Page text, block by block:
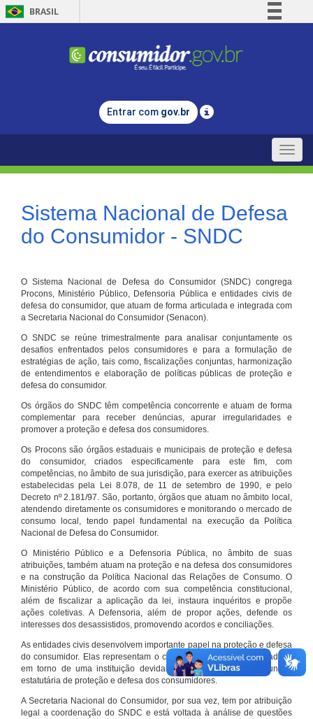
BRASIL
Comunica BR
Legislação
Entrar com gov.br
Toggle
Sistema Nacional de Defesa
do Consumidor - SNDC
O Sistema Nacional de Defesa do Consumidor (SNDC) congrega
Procons, Ministério Público, Defensoria Pública e entidades civis de
defesa do consumidor, que atuam de forma articulada e integrada com
a Secretaria Nacional do Consumidor (Senacon).
O SNDC se reúne trimestralmente para analisar conjuntamente os
desafios enfrentados pelos consumidores e para a formulação de
estratégias de ação, tais como, fiscalizações conjuntas, harmonização
de entendimentos e elaboração de políticas públicas de proteção e
defesa do consumidor.
Os órgãos do SNDC têm competência concorrente e atuam de forma
complementar para receber denúncias, apurar irregularidades e
promover a proteção e defesa dos consumidores.
Os Procons são órgãos estaduais e municipais de proteção e defesa
do consumidor, criados especificamente para este fim, com
competências, no âmbito de sua jurisdição, para exercer as atribuições
estabelecidas pela Lei 8.078, de 11 de setembro de 1990, e pelo
Decreto nº 2.181/97. São, portanto, órgãos que atuam no âmbito local,
atendendo diretamente os consumidores e monitorando o mercado de
consumo local, tendo papel fundamental na execução da Política
Nacional de Defesa do Consumidor.
O Ministério Público e a Defensoria Pública, no âmbito de suas
atribuições, também atuam na proteção e na defesa dos consumidores
e na construção da Política Nacional das Relações de Consumo. O
Ministério Público, de acordo com sua competência constitucional,
além de fiscalizar a aplicação da lei, instaura inquéritos e propõe
ações coletivas. A Defensoria, além de propor ações, defende os
interesses dos desassistidos, promovendo acordos e conciliações.
As entidades civis desenvolvem importante papel na proteção e defesa
do consumidor. Elas representam o conjunto organizado de cidadãos
em torno de uma instituição devidamente registrada e com função
estatutária de proteção e defesa dos consumidores.
A Secretaria Nacional do Consumidor, por sua vez, tem por atribuição
legal a coordenação do SNDC e está voltada à análise de questões